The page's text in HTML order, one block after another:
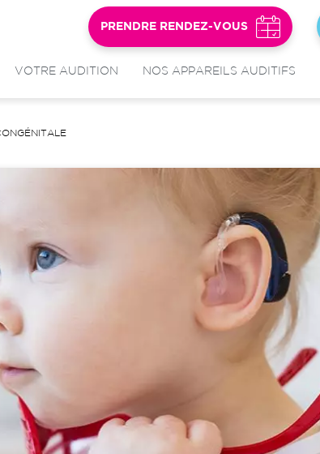
VOTRE AUDITION NOS APPAREILS AUDITIFS
PRENDRE RENDEZ-VOUS